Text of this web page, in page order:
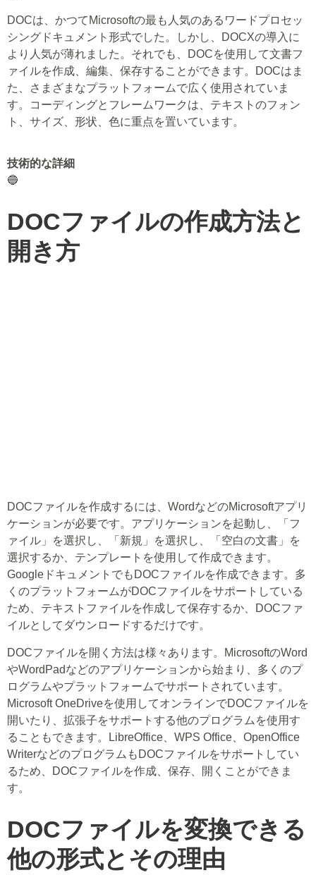
DOCは、かつてMicrosoftの最も人気のあるワードプロセッ
シングドキュメント形式でした。しかし、DOCXの導入に
より人気が薄れました。それでも、DOCを使用して文書フ
ァイルを作成、編集、保存することができます。DOCはま
た、さまざまなプラットフォームで広く使用されていま
す。コーディングとフレームワークは、テキストのフォン
ト、サイズ、形状、色に重点を置いています。
技術的な詳細
🔵
DOCファイルの作成方法と
開き方
DOCファイルを作成するには、WordなどのMicrosoftアプリ
ケーションが必要です。アプリケーションを起動し、「フ
ァイル」を選択し、「新規」を選択し、「空白の文書」を
選択するか、テンプレートを使用して作成できます。
GoogleドキュメントでもDOCファイルを作成できます。多
くのプラットフォームがDOCファイルをサポートしている
ため、テキストファイルを作成して保存するか、DOCファ
イルとしてダウンロードするだけです。
DOCファイルを開く方法は様々あります。MicrosoftのWord
やWordPadなどのアプリケーションから始まり、多くのプ
ログラムやプラットフォームでサポートされています。
Microsoft OneDriveを使用してオンラインでDOCファイルを
開いたり、拡張子をサポートする他のプログラムを使用す
ることもできます。LibreOffice、WPS Office、OpenOffice
WriterなどのプログラムもDOCファイルをサポートしてい
るため、DOCファイルを作成、保存、開くことができま
す。
DOCファイルを変換できる
他の形式とその理由